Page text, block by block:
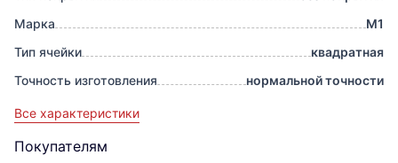
Марка
М1
Тип ячейки
квадратная
Точность изготовления
нормальной точности
Все характеристики
Покупателям